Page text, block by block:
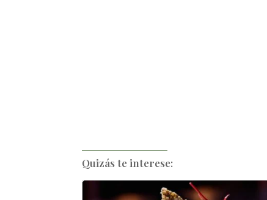
Quizás te interese: